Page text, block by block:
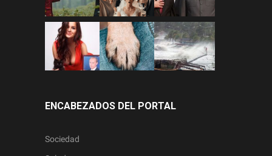
ENCABEZADOS DEL PORTAL
Sociedad